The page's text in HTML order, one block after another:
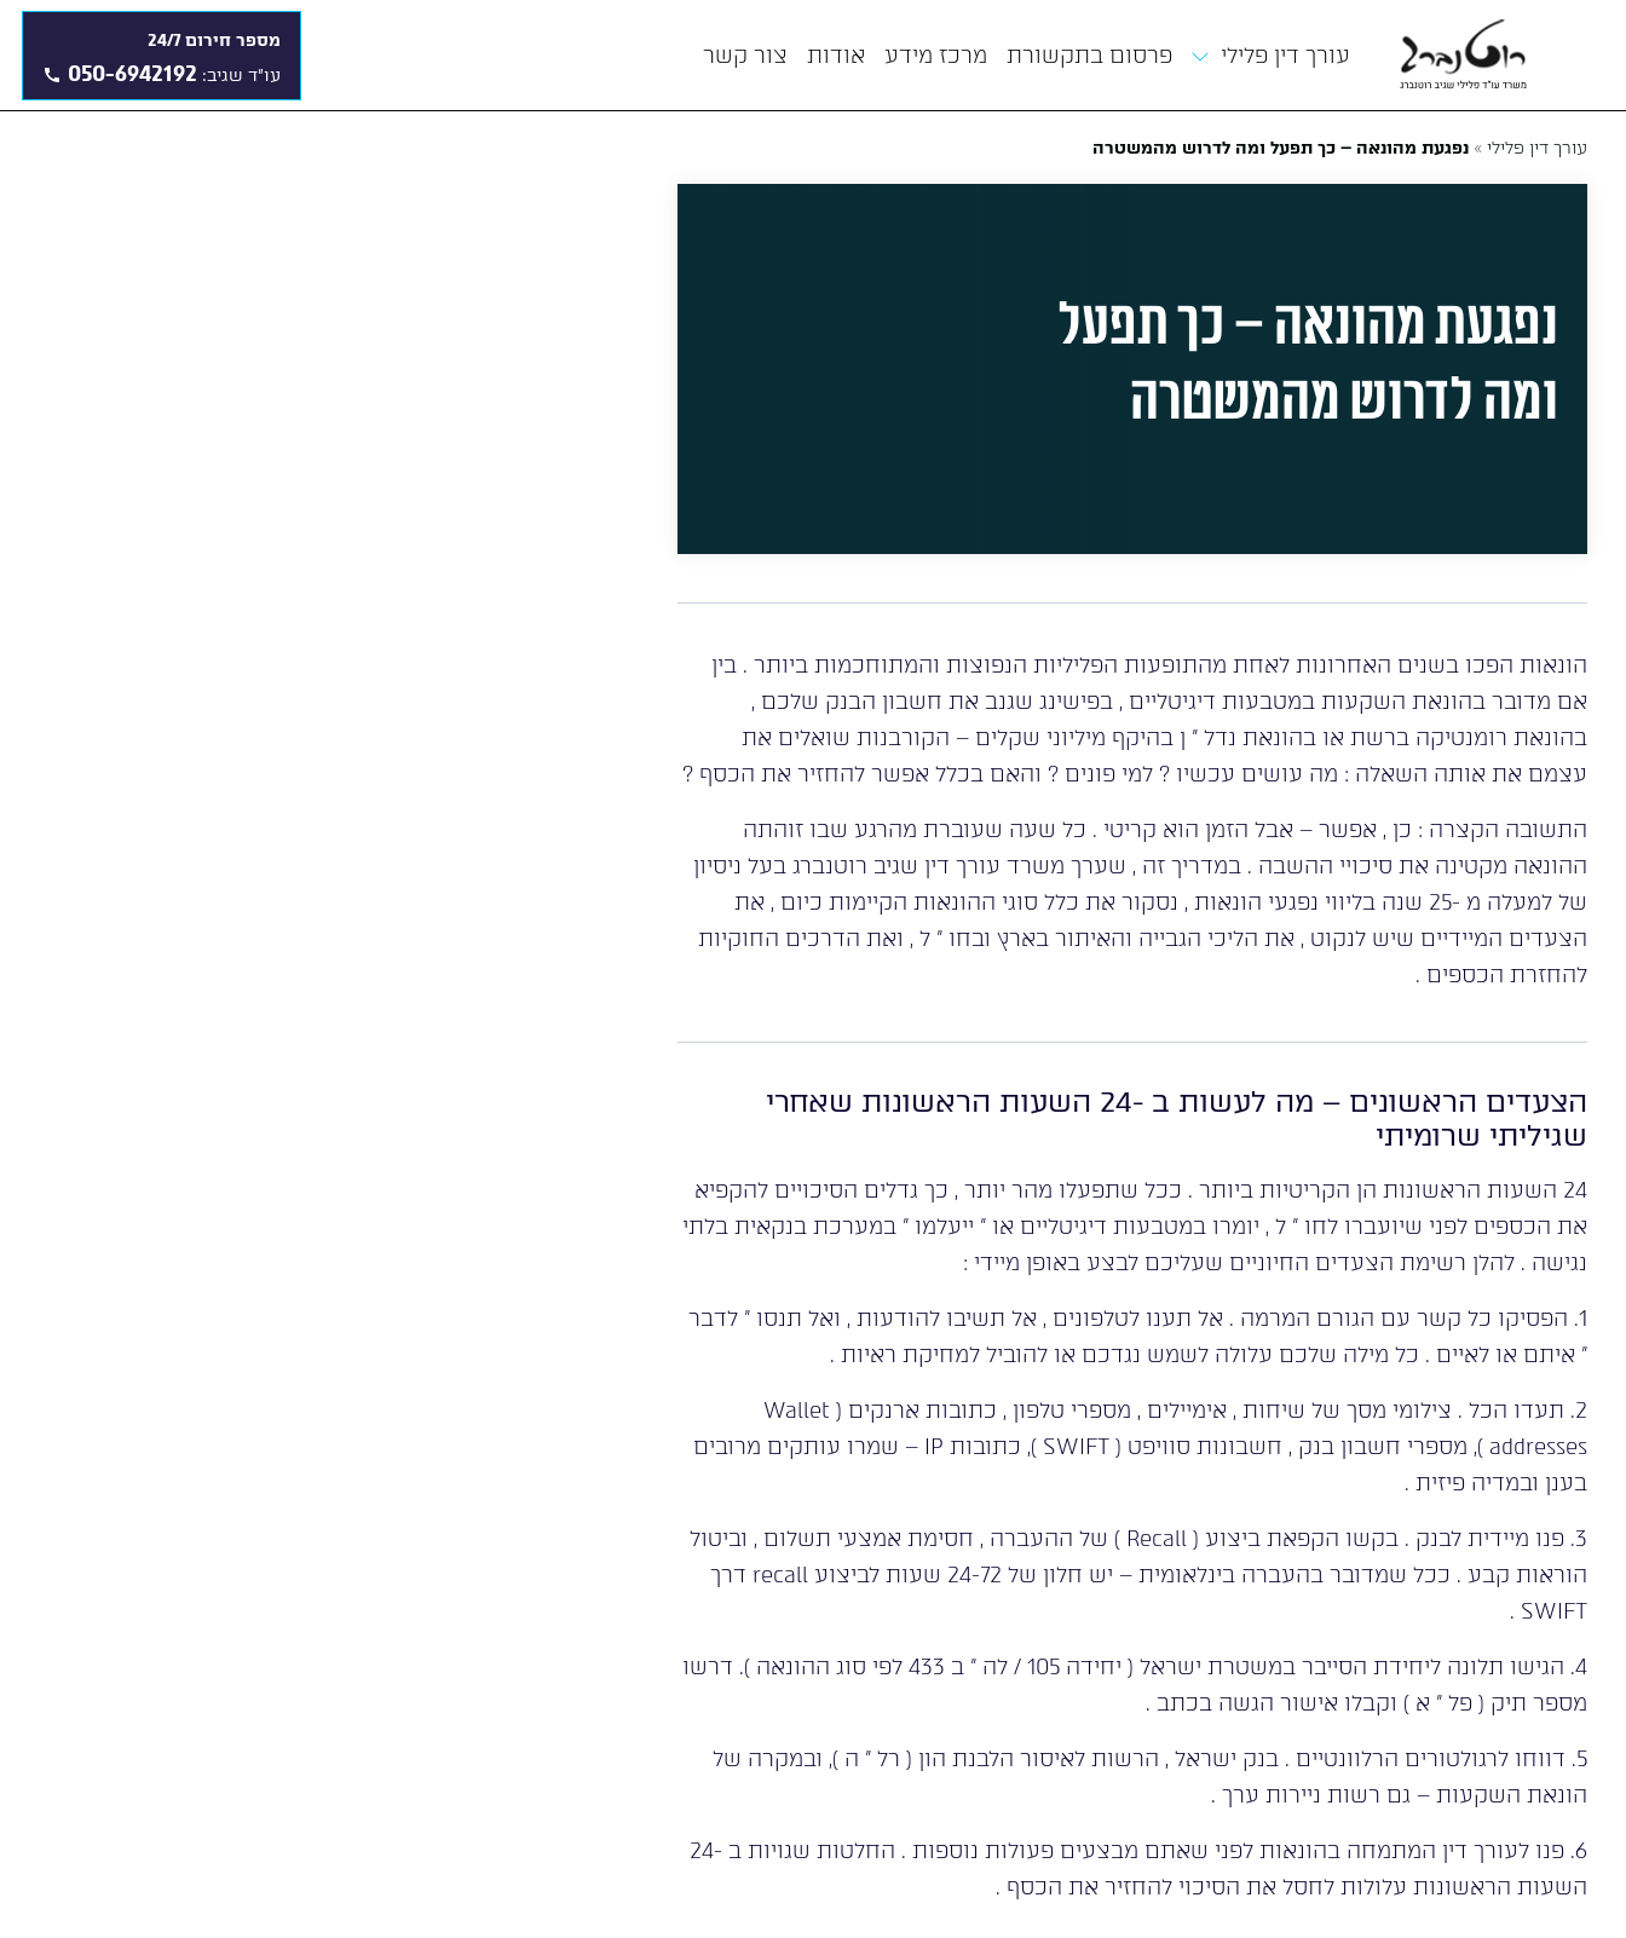
עורך דין פלילי פרסום בתקשורת מרכז מידע אודות צור קשר
מספר חירום 24/7
עו"ד שגיב: 050-6942192
עורך דין פלילי » נפגעת מהונאה – כך תפעל ומה לדרוש מהמשטרה
נפגעת מהונאה – כך תפעל
ומה לדרוש מהמשטרה
הונאות הפכו בשנים האחרונות לאחת מהתופעות הפליליות הנפוצות והמתוחכמות ביותר . בין
אם מדובר בהונאת השקעות במטבעות דיגיטליים , בפישינג שגנב את חשבון הבנק שלכם ,
בהונאת רומנטיקה ברשת או בהונאת נדל ” ן בהיקף מיליוני שקלים – הקורבנות שואלים את
עצמם את אותה השאלה : מה עושים עכשיו ? למי פונים ? והאם בכלל אפשר להחזיר את הכסף ?
התשובה הקצרה : כן , אפשר – אבל הזמן הוא קריטי . כל שעה שעוברת מהרגע שבו זוהתה
ההונאה מקטינה את סיכויי ההשבה . במדריך זה , שערך משרד עורך דין שגיב רוטנברג בעל ניסיון
של למעלה מ -25 שנה בליווי נפגעי הונאות , נסקור את כלל סוגי ההונאות הקיימות כיום , את
הצעדים המיידיים שיש לנקוט , את הליכי הגבייה והאיתור בארץ ובחו ” ל , ואת הדרכים החוקיות
להחזרת הכספים .
הצעדים הראשונים – מה לעשות ב -24 השעות הראשונות שאחרי
שגיליתי שרומיתי
24 השעות הראשונות הן הקריטיות ביותר . ככל שתפעלו מהר יותר , כך גדלים הסיכויים להקפיא
את הכספים לפני שיועברו לחו ” ל , יומרו במטבעות דיגיטליים או ” ייעלמו ” במערכת בנקאית בלתי
נגישה . להלן רשימת הצעדים החיוניים שעליכם לבצע באופן מיידי :
1. הפסיקו כל קשר עם הגורם המרמה . אל תענו לטלפונים , אל תשיבו להודעות , ואל תנסו ” לדבר
” איתם או לאיים . כל מילה שלכם עלולה לשמש נגדכם או להוביל למחיקת ראיות .
2. תעדו הכל . צילומי מסך של שיחות , אימיילים , מספרי טלפון , כתובות ארנקים ( Wallet
addresses ), מספרי חשבון בנק , חשבונות סוויפט ( SWIFT ), כתובות IP – שמרו עותקים מרובים
בענן ובמדיה פיזית .
3. פנו מיידית לבנק . בקשו הקפאת ביצוע ( Recall ) של ההעברה , חסימת אמצעי תשלום , וביטול
הוראות קבע . ככל שמדובר בהעברה בינלאומית – יש חלון של 24-72 שעות לביצוע recall דרך
SWIFT .
4. הגישו תלונה ליחידת הסייבר במשטרת ישראל ( יחידה 105 / לה ” ב 433 לפי סוג ההונאה ). דרשו
מספר תיק ( פל ” א ) וקבלו אישור הגשה בכתב .
5. דווחו לרגולטורים הרלוונטיים . בנק ישראל , הרשות לאיסור הלבנת הון ( רל ” ה ), ובמקרה של
הונאת השקעות – גם רשות ניירות ערך .
6. פנו לעורך דין המתמחה בהונאות לפני שאתם מבצעים פעולות נוספות . החלטות שגויות ב -24
השעות הראשונות עלולות לחסל את הסיכוי להחזיר את הכסף .